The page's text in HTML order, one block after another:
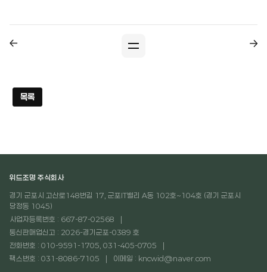
목록
위드조명 주식회사
경기 군포시 고산로148번길 17, 군포IT밸리 A동 102호~104호 (경기 군포시
당정동 1045)
사업자등록번호 : 667-87-02568
통신판매업신고 : 2026-경기군포-0389 호
전화번호 : 010-9591-1705, 031-405-0705
팩스번호 : 031-8086-7105
이메일 : kncwid@naver.com